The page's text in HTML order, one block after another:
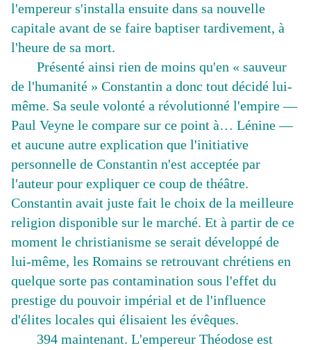
l'empereur s'installa ensuite dans sa nouvelle
capitale avant de se faire baptiser tardivement, à
l'heure de sa mort.
Présenté ainsi rien de moins qu'en « sauveur
de l'humanité » Constantin a donc tout décidé lui-
même. Sa seule volonté a révolutionné l'empire —
Paul Veyne le compare sur ce point à… Lénine —
et aucune autre explication que l'initiative
personnelle de Constantin n'est acceptée par
l'auteur pour expliquer ce coup de théâtre.
Constantin avait juste fait le choix de la meilleure
religion disponible sur le marché. Et à partir de ce
moment le christianisme se serait développé de
lui-même, les Romains se retrouvant chrétiens en
quelque sorte pas contamination sous l'effet du
prestige du pouvoir impérial et de l'influence
d'élites locales qui élisaient les évêques.
394 maintenant. L'empereur Théodose est